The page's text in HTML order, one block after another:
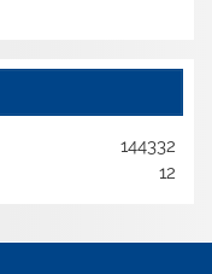
144332
12